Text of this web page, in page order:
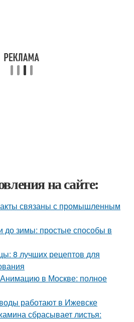
на сайте:
связаны с промышленным
до зимы: простые способы в
8 лучших рецептов для
Анимацию в Москве: полное
работают в Ижевске
сбрасывает листья: